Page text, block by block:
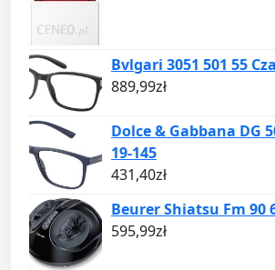
Bvlgari 3051 501 55
889,99zł
Dolce & Gabbana DG
19-145
431,40zł
Beurer Shiatsu Fm 90
595,99zł